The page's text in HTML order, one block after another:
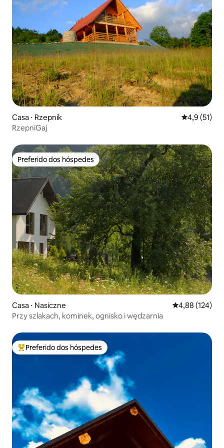
Casa ⋅ Rzepnik 4,9 de uma
4,9 (51)
RzepniGaj
Preferido dos hóspedes
Preferido dos hóspedes
Casa ⋅ Nasiczne 4,88 de uma
4,88 (124)
Przy szlakach, kominek, ognisko i wędzarnia
Entre os melhores preferidos dos hóspedes
Preferido dos hóspedes